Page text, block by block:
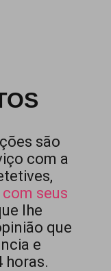
são
com a
seus
lhe
que
e
horas.